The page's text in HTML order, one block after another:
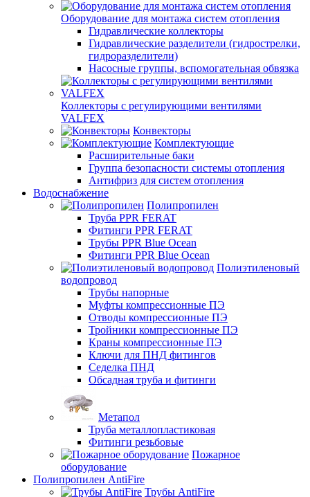
Оборудование для монтажа систем отопления
Гидравлические коллекторы
Гидравлические разделители (гидрострелки,
гидроразделители)
Насосные группы, вспомогательная обвязка
Коллекторы с регулирующими вентилями
VALFEX
Конвекторы
Комплектующие
Расширительные баки
Группа безопасности системы отопления
Антифриз для систем отопления
Водоснабжение
Полипропилен
Труба PPR FERAT
Фитинги PPR FERAT
Трубы PPR Blue Ocean
Фитинги PPR Blue Ocean
Полиэтиленовый
водопровод
Трубы напорные
Муфты компрессионные ПЭ
Отводы компрессионные ПЭ
Тройники компрессионные ПЭ
Краны компрессионные ПЭ
Ключи для ПНД фитингов
Седелка ПНД
Обсадная труба и фитинги
Метапол
Труба металлопластиковая
Фитинги резьбовые
Пожарное
оборудование
Полипропилен AntiFire
Трубы AntiFire